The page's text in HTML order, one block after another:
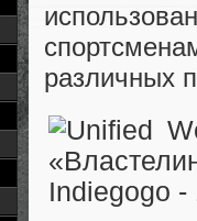
различных